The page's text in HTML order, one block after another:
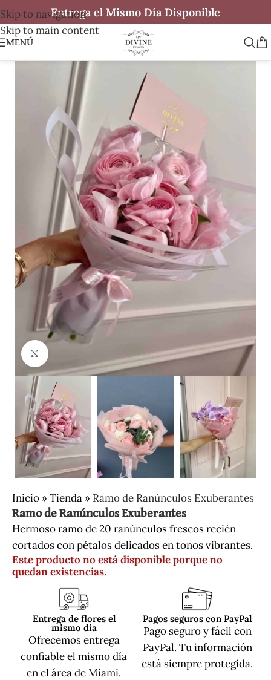
Skip to navigation
Skip to main content
Entrega el Mismo Día Disponible
MENÚ
Clic para ampliar
Inicio »Tienda » Ramo de Ranúnculos Exuberantes
Ramo de Ranúnculos Exuberantes
Hermoso ramo de 20 ranúnculos frescos recién
cortados con pétalos delicados en tonos vibrantes.
Este producto no está disponible porque no
quedan existencias.
Entrega de flores el
mismo día
Ofrecemos entrega
confiable el mismo día
en el área de Miami.
Pagos seguros con PayPal
Pago seguro y fácil con
PayPal. Tu información
está siempre protegida.